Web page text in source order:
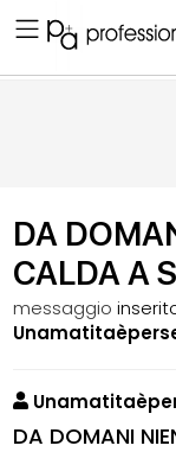
DA
CALDA A
messaggio
DA DOMANI